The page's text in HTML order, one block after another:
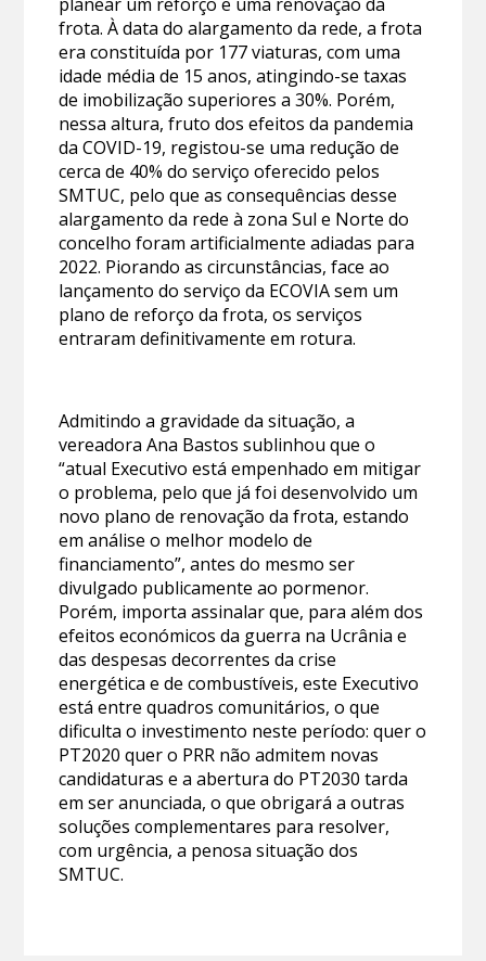
frota. À data do alargamento da rede, a frota
era constituída por 177 viaturas, com uma
idade média de 15 anos, atingindo-se taxas
de imobilização superiores a 30%. Porém,
nessa altura, fruto dos efeitos da pandemia
da COVID-19, registou-se uma redução de
cerca de 40% do serviço oferecido pelos
SMTUC, pelo que as consequências desse
alargamento da rede à zona Sul e Norte do
concelho foram artificialmente adiadas para
2022. Piorando as circunstâncias, face ao
lançamento do serviço da ECOVIA sem um
plano de reforço da frota, os serviços
entraram definitivamente em rotura.
Admitindo a gravidade da situação, a
vereadora Ana Bastos sublinhou que o
“atual Executivo está empenhado em mitigar
o problema, pelo que já foi desenvolvido um
novo plano de renovação da frota, estando
em análise o melhor modelo de
financiamento”, antes do mesmo ser
divulgado publicamente ao pormenor.
Porém, importa assinalar que, para além dos
efeitos económicos da guerra na Ucrânia e
das despesas decorrentes da crise
energética e de combustíveis, este Executivo
está entre quadros comunitários, o que
dificulta o investimento neste período: quer o
PT2020 quer o PRR não admitem novas
candidaturas e a abertura do PT2030 tarda
em ser anunciada, o que obrigará a outras
soluções complementares para resolver,
com urgência, a penosa situação dos
SMTUC.